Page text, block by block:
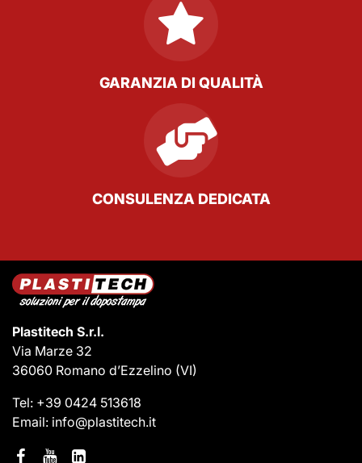
GARANZIA DI QUALITÀ
CONSULENZA DEDICATA
Plastitech S.r.l.
Via Marze 32
36060 Romano d’Ezzelino (VI)
Tel: +39 0424 513618
Email: info@plastitech.it